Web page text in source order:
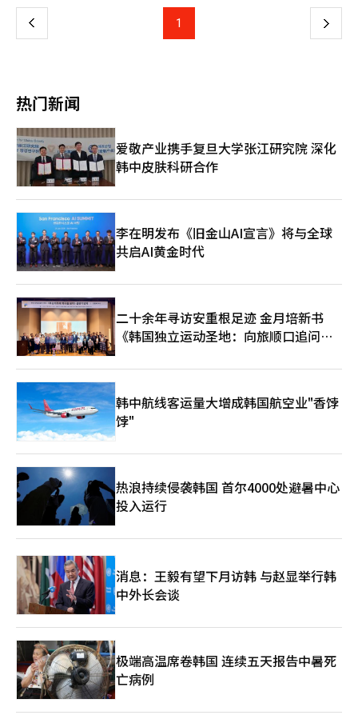
赖，扩大全球用户基础。这些新作能否帮助Kakao游戏公司重回增
长轨道，取决于其最终表现。※ 本报道经人工智能（AI）系统翻译
化的潜力。◆ 'Odin'和'ArcheAge'：通过验证的IP正面突破Kakao
游戏公司将核心IP的宇宙扩展视为今年业绩反弹的关键。通过整理
角，旨在延续原作的声誉。面向全球市场的大型项目也在准备中。
由XL Games开发的'ArcheAge Chronicle'是一款PC和主机动作
RPG，计划在今年下半年推出。多样化策略也已具体化。今年第一
季度将推出利用SM娱乐艺人IP的移动休闲游戏'SMiniz'，以吸引全
球K-pop粉丝。Lionheart Studio开发的亚文化养成模拟'Project
C'将瞄准日本等亚文化发源地。此外，Ocean Drive Studio的PC
和主机开放世界僵尸生存游戏'God Save Birmingham'也备受西
方用户期待。此外，Chrono Studio的'Chrono Odyssey'等外部
大型新作的发行也在准备中。韩尚宇在电话会议上表示：“我们意
识到市场对新作发布时间调整的担忧，但这是为了提高运营稳定性
和完成度的战略性决定。”业内分析认为，Kakao游戏公司要摆脱
2025年的低迷，关键在于上半年推出的休闲和动作类新作的初期
成功。特别是减少对移动端的依赖，增加PC和主机的比例，将决
辑。
上 1 下
热门新闻
爱敬产业携手复旦大学张江研究院 深化
韩中皮肤科研合作
李在明发布《旧金山AI宣言》将与全球
共启AI黄金时代
二十余年寻访安重根足迹 金月培新书
《韩国独立运动圣地：向旅顺口追问历
韩中航线客运量大增成韩国航空业"香饽
饽"
热浪持续侵袭韩国 首尔4000处避暑中心
投入运行
消息：王毅有望下月访韩 与赵显举行韩
中外长会谈
极端高温席卷韩国 连续五天报告中暑死
亡病例